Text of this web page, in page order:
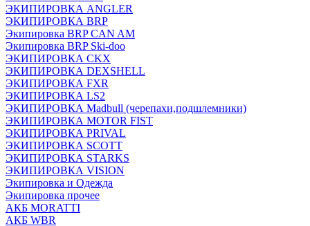
ЭКИПИРОВКА ANGLER
ЭКИПИРОВКА BRP
Экипировка BRP CAN AM
Экипировка BRP Ski-doo
ЭКИПИРОВКА CKX
ЭКИПИРОВКА DEXSHELL
ЭКИПИРОВКА FXR
ЭКИПИРОВКА LS2
ЭКИПИРОВКА Madbull (черепахи,подшлемники)
ЭКИПИРОВКА MOTOR FIST
ЭКИПИРОВКА PRIVAL
ЭКИПИРОВКА SCOTT
ЭКИПИРОВКА STARKS
ЭКИПИРОВКА VISION
Экипировка и Одежда
Экипировка прочее
АКБ MORATTI
АКБ WBR